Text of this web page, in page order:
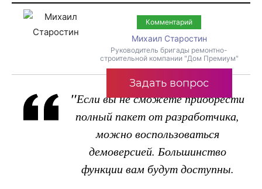
Комментарий
Михаил Старостин
Руководитель бригады ремонтно-
строительной компании "Дом Премиум"
Задать вопрос
"Если вы не сможете приобрести
полный пакет от разработчика,
можно воспользоваться
демоверсией. Большинство
функции вам будут доступны.